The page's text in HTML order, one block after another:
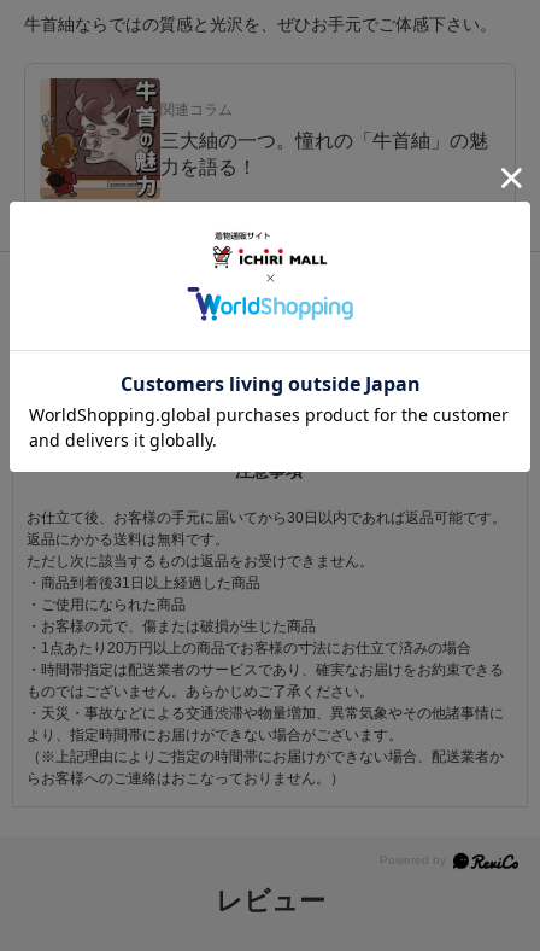
牛首紬ならではの質感と光沢を、ぜひお手元でご体感下さい。
関連コラム
三大紬の一つ。憧れの「牛首紬」の魅
力を語る！
紬（つむぎ） 牛首紬
この商品を見た人は
こちらの商品も見ています
注意事項
お仕立て後、お客様の手元に届いてから30日以内であれば返品可能です。
返品にかかる送料は無料です。
ただし次に該当するものは返品をお受けできません。
・商品到着後31日以上経過した商品
・ご使用になられた商品
・お客様の元で、傷または破損が生じた商品
・1点あたり20万円以上の商品でお客様の寸法にお仕立て済みの場合
・時間帯指定は配送業者のサービスであり、確実なお届けをお約束できる
ものではございません。あらかじめご了承ください。
・天災・事故などによる交通渋滞や物量増加、異常気象やその他諸事情に
より、指定時間帯にお届けができない場合がございます。
（※上記理由によりご指定の時間帯にお届けができない場合、配送業者か
らお客様へのご連絡はおこなっておりません。）
レビュー